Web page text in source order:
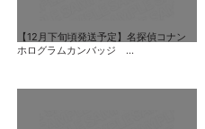
【12月下旬頃発送予定】名探偵コナン
ホログラムカンバッジ ...